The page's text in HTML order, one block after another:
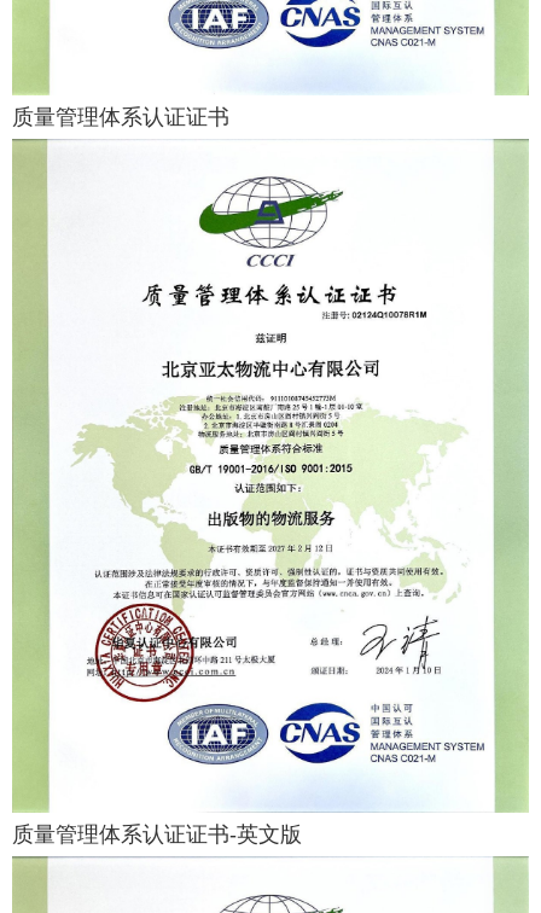
质量管理体系认证证书
质量管理体系认证证书-英文版